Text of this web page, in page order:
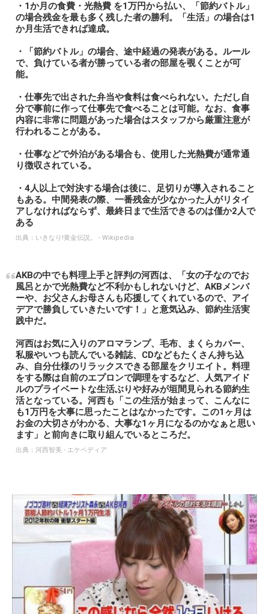
・1か月の食費・光熱費 を1万円から払い、「節約バトル」
の場合残金を最も多く残した者の勝利。「生活」の場合は1
か月生活できれば達成。
・「節約バトル」の場合、途中経過の発表がある。ルール
で、負けている者が勝っている者の部屋を覗くことが可
能。
・仕事先で出された弁当や食料は食べられない。ただし自
分で事前に作って仕事先で食べることは可能。なお、食事
内容に非常に問題があった場合はスタッフから厳重注意が
行われることがある。
・仕事などで外泊がある場合も、使用した光熱費が通常通
り徴収されている。
・4人以上で対決する場合は後に、足切りが導入されること
もある。中間発表の際、一番残金が少なかった人がリタイ
アしなければならず、最終日まで生活できるのは僅か2人で
ある
出典： いきなり!黄金伝説。 - Wikipedia
AKBの中でも料理上手と評判の河西は、「女の子なのでお
風呂とかで光熱費など不利かもしれないけど、AKBメンバ
ーや、お父さんお母さんも応援してくれているので、アイ
デアで勝負していきたいです！」と意気込み、節約生活実
践中だ。
河西はお気に入りのアロマランプ、毛布、まくらカバー、
私服やいつも読んでいる雑誌、CDなどもたくさん持ち込
み、自分仕様のリラックスできる部屋をクリエイト。料理
をする際は自前のエプロンで調理をするなど、人気アイド
ルのプライベートな生活ぶりや好みが垣間見られる節約生
活となっている。河西も「この生活が始まって、こんなに
も1万円を大事に思ったことはなかったです。この1ヶ月は
お金の大切さがわかる、大事な1ヶ月になるのかなぁと思い
ます」と前向きに取り組んでいるところだ。
出典： 河西智美 - エケペディア